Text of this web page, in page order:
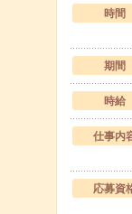
時間
期間
時給
仕事内
応募資